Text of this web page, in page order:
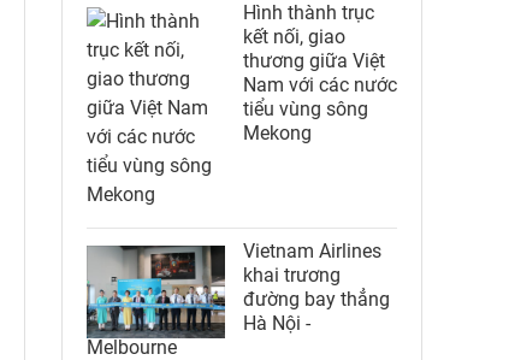
Hình thành trục
kết nối, giao
thương giữa Việt
Nam với các nước
tiểu vùng sông
Mekong
Vietnam Airlines
khai trương
đường bay thẳng
Hà Nội -
Melbourne